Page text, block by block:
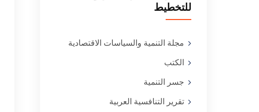
للتخطيط
مجلة التنمية والسياسات الاقتصادية
الكتب
جسر التنمية
تقرير التنافسية العربية